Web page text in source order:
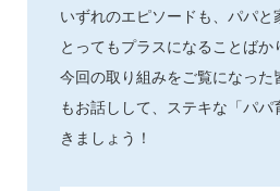
いずれのエピソードも、パパと
とってもプラスになることばか
今回の取り組みをご覧になった
もお話しして、ステキな「パ
きましょう！